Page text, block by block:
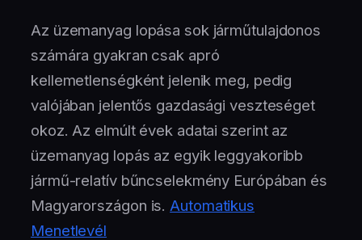
Az üzemanyag lopása sok járműtulajdonos
számára gyakran csak apró
kellemetlenségként jelenik meg, pedig
valójában jelentős gazdasági veszteséget
okoz. Az elmúlt évek adatai szerint az
üzemanyag lopás az egyik leggyakoribb
jármű-relatív bűncselekmény Európában és
Magyarországon is. Automatikus
Menetlevél